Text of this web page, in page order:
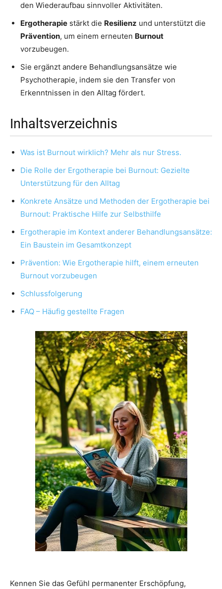
den Wiederaufbau sinnvoller Aktivitäten.
Ergotherapie stärkt die Resilienz und unterstützt die
Prävention, um einem erneuten Burnout
vorzubeugen.
Sie ergänzt andere Behandlungsansätze wie
Psychotherapie, indem sie den Transfer von
Erkenntnissen in den Alltag fördert.
Inhaltsverzeichnis
Was ist Burnout wirklich? Mehr als nur Stress.
Die Rolle der Ergotherapie bei Burnout: Gezielte
Unterstützung für den Alltag
Konkrete Ansätze und Methoden der Ergotherapie bei
Burnout: Praktische Hilfe zur Selbsthilfe
Ergotherapie im Kontext anderer Behandlungsansätze:
Ein Baustein im Gesamtkonzept
Prävention: Wie Ergotherapie hilft, einem erneuten
Burnout vorzubeugen
Schlussfolgerung
FAQ – Häufig gestellte Fragen
Kennen Sie das Gefühl permanenter Erschöpfung,